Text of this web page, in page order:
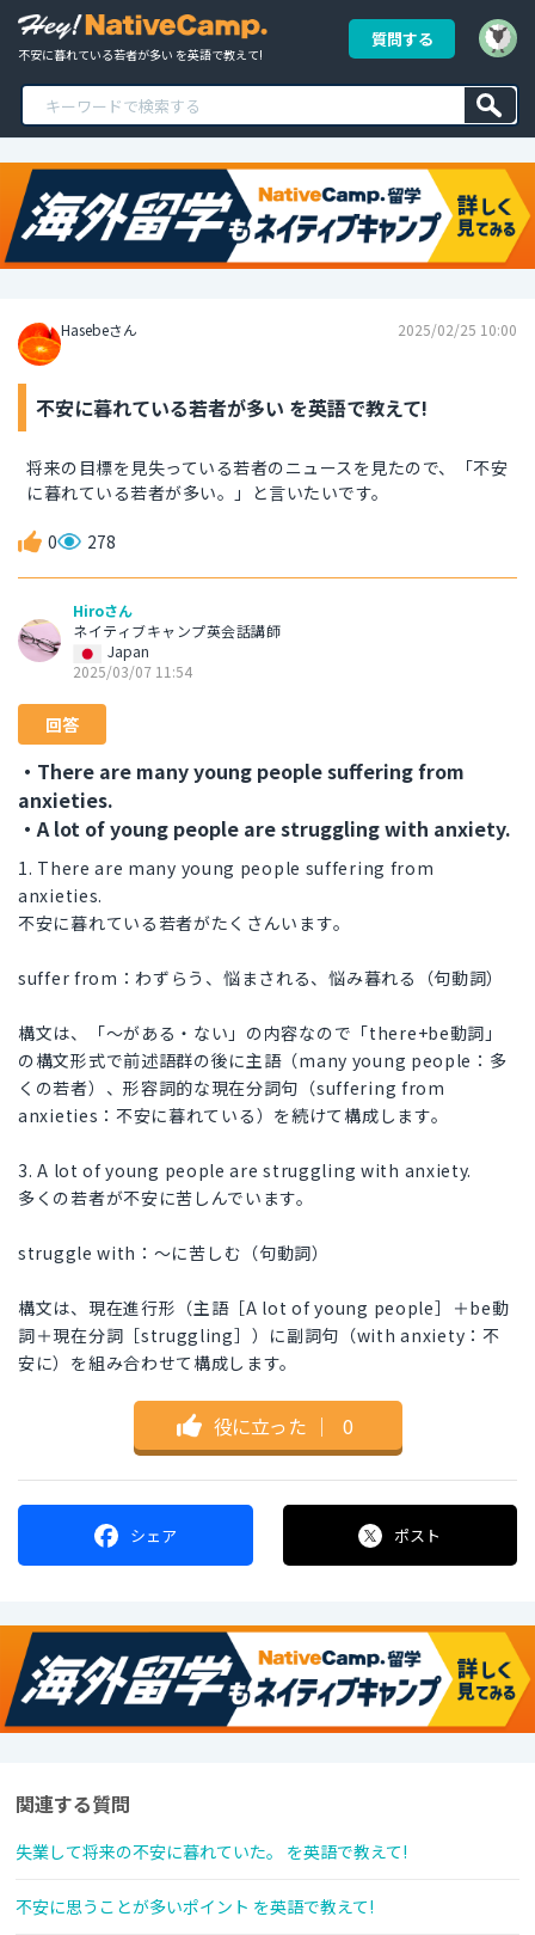
不安に暮れている若者が多い を英語で教えて!
質問する
Hasebeさん 2025/02/25 10:00
不安に暮れている若者が多い を英語で教えて!
将来の目標を見失っている若者のニュースを見たので、「不安
に暮れている若者が多い。」と言いたいです。
0 278
Hiroさん
ネイティブキャンプ英会話講師
Japan
2025/03/07 11:54
回答
・There are many young people suffering from
anxieties.
・A lot of young people are struggling with anxiety.
1. There are many young people suffering from
anxieties.
不安に暮れている若者がたくさんいます。
suffer from：わずらう、悩まされる、悩み暮れる（句動詞）
構文は、「～がある・ない」の内容なので「there+be動詞」
の構文形式で前述語群の後に主語（many young people：多
くの若者）、形容詞的な現在分詞句（suffering from
anxieties：不安に暮れている）を続けて構成します。
3. A lot of young people are struggling with anxiety.
多くの若者が不安に苦しんでいます。
struggle with：～に苦しむ（句動詞）
構文は、現在進行形（主語［A lot of young people］＋be動
詞＋現在分詞［struggling］）に副詞句（with anxiety：不
安に）を組み合わせて構成します。
役に立った ｜ 0
シェア ポスト
関連する質問
失業して将来の不安に暮れていた。 を英語で教えて!
不安に思うことが多いポイント を英語で教えて!